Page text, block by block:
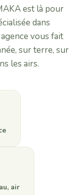
est là pour
dans
vous fait
sur terre, sur
les airs.
air